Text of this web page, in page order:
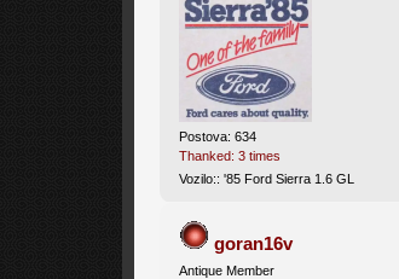
Postova: 634
Thanked: 3 times
Vozilo:: '85 Ford Sierra 1.6 GL
goran16v
Antique Member